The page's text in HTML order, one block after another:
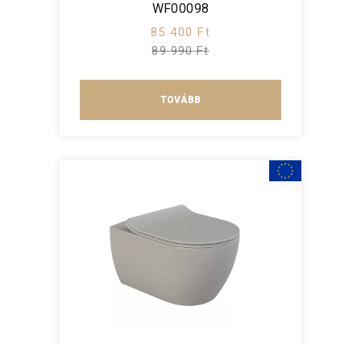
WF00098
85 400 Ft
89 990 Ft
TOVÁBB